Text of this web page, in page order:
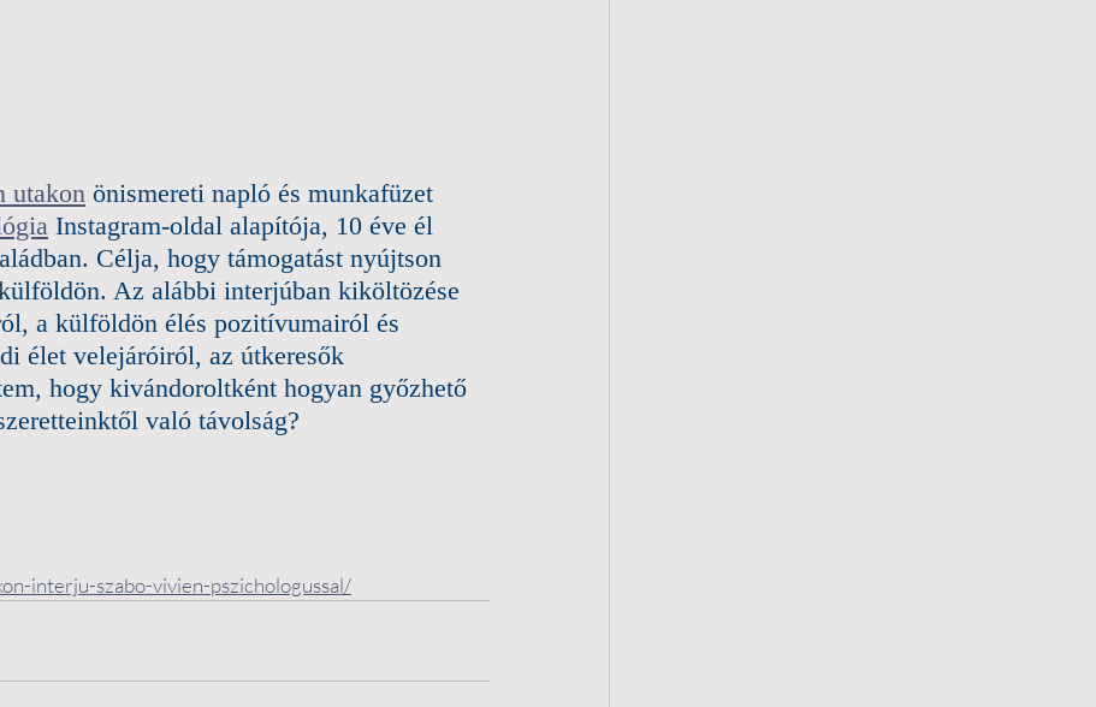
utakon önismereti napló és munkafüzet
Instagram-oldal alapítója, 10 éve él
Célja, hogy támogatást nyújtson
Az alábbi interjúban kiköltözése
a külföldön élés pozitívumairól és
élet velejáróiról, az útkeresők
hogy kivándoroltként hogyan győzhető
való távolság?
interju-szabo-vivien-pszichologussal/